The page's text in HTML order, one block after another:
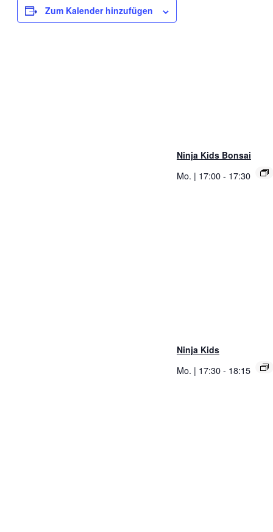
Zum Kalender hinzufügen
Ninja Kids Bonsai
Mo. | 17:00- 17:30
Ninja Kids
Mo. | 17:30- 18:15